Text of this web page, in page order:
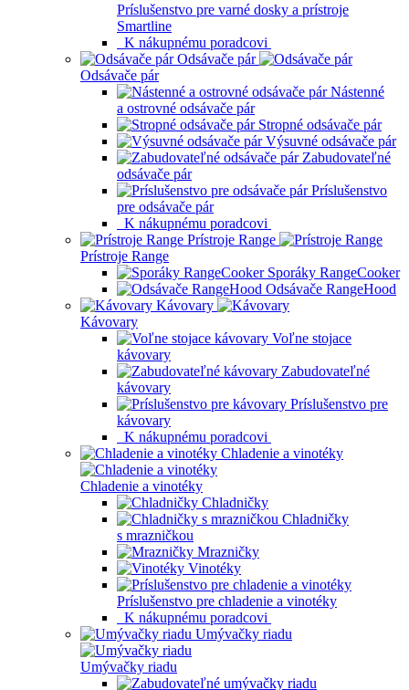
Príslušenstvo pre varné dosky a prístroje
Smartline
K nákupnému poradcovi
Odsávače pár
Odsávače pár
Nástenné
a ostrovné odsávače pár
Stropné odsávače pár
Výsuvné odsávače pár
Zabudovateľné
odsávače pár
Príslušenstvo
pre odsávače pár
K nákupnému poradcovi
Prístroje Range
Prístroje Range
Sporáky RangeCooker
Odsávače RangeHood
Kávovary
Kávovary
Voľne stojace
kávovary
Zabudovateľné
kávovary
Príslušenstvo pre
kávovary
K nákupnému poradcovi
Chladenie a vinotéky
Chladenie a vinotéky
Chladničky
Chladničky
s mrazničkou
Mrazničky
Vinotéky
Príslušenstvo pre chladenie a vinotéky
K nákupnému poradcovi
Umývačky riadu
Umývačky riadu